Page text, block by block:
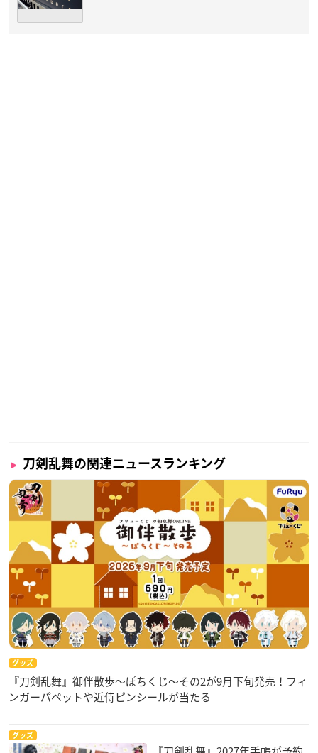
刀剣乱舞の関連ニュースランキング
グッズ
『刀剣乱舞』御伴散歩～ぽちくじ～その2が9月下旬発売！フィ
ンガーパペットや近侍ピンシールが当たる
グッズ